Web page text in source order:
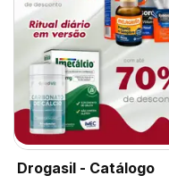
Drogasil - Catálogo